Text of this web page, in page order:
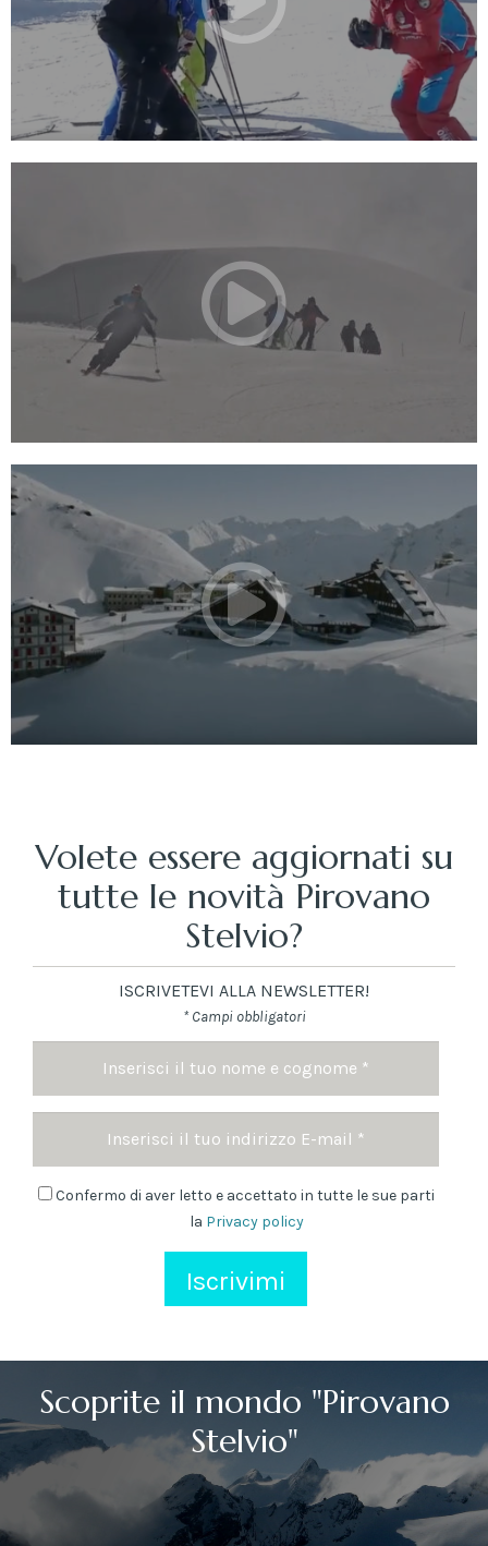
Volete essere aggiornati su
tutte le novità Pirovano
Stelvio?
ISCRIVETEVI ALLA NEWSLETTER!
* Campi obbligatori
e
*
Email
Newsletter
Confermo di aver letto e accettato in tutte le sue parti
la Privacy policy
Scoprite il mondo "Pirovano
Stelvio"